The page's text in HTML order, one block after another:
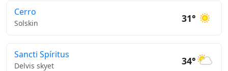
Cerro
Solskin 31°
Sancti Spíritus
Delvis skyet 34°